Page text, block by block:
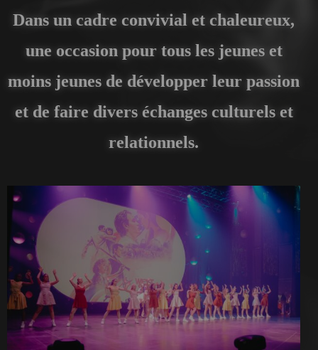
Dans un cadre convivial et chaleureux,
une occasion pour tous les jeunes et
moins jeunes de développer leur passion
et de faire divers échanges culturels et
relationnels.